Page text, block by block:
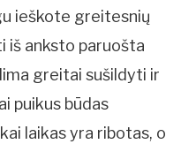
ieškote greitesnių
iš anksto paruošta
greitai sušildyti ir
puikus būdas
laikas yra ribotas, o